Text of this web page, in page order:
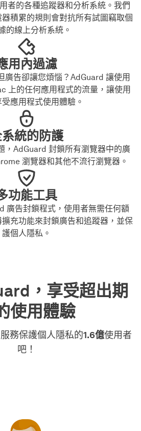
者的各種追蹤器和分析系統。我們
積累的規則會對抗所有試圖竊取個
的線上分析系統。
用內過濾
廣告卻讓您煩惱？AdGuard 讓使用
上的任何應用程式的流量，讓使用
應用程式使用體驗。
統的防護
，AdGuard 封鎖所有瀏覽器中的廣
瀏覽器和其他不流行瀏覽器。
功能工具
廣告封鎖程式，使用者無需任何額
充功能來封鎖廣告和追蹤器，並保
護個人隱私。
，享受超出期
使用體驗
務保護個人隱私的1.6億使用者
吧！